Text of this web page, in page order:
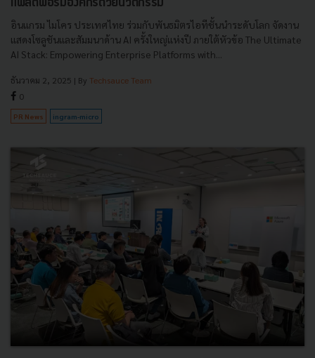
แพลตฟอร์มองค์กรด้วยนวัตกรรม
อินแกรม ไมโคร ประเทศไทย ร่วมกับพันธมิตรไอทีชั้นนำระดับโลก จัดงาน
แสดงโซลูชันและสัมมนาด้าน AI ครั้งใหญ่แห่งปี ภายใต้หัวข้อ The Ultimate
AI Stack: Empowering Enterprise Platforms with...
ธันวาคม 2, 2025 | By Techsauce Team
0
PR News ingram-micro